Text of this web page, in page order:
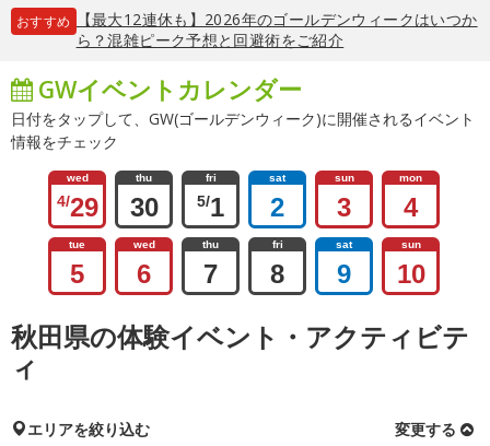
おすすめ
【最大12連休も】2026年のゴールデンウィークはいつか
ら？混雑ピーク予想と回避術をご紹介
GWイベントカレンダー
日付をタップして、GW(ゴールデンウィーク)に開催されるイベント
情報をチェック
wed
4/29
thu
30
fri
5/1
sat
2
sun
3
mon
4
tue
5
wed
6
thu
7
fri
8
sat
9
sun
10
秋田県の体験イベント・アクティビテ
ィ
エリアを絞り込む 変更する